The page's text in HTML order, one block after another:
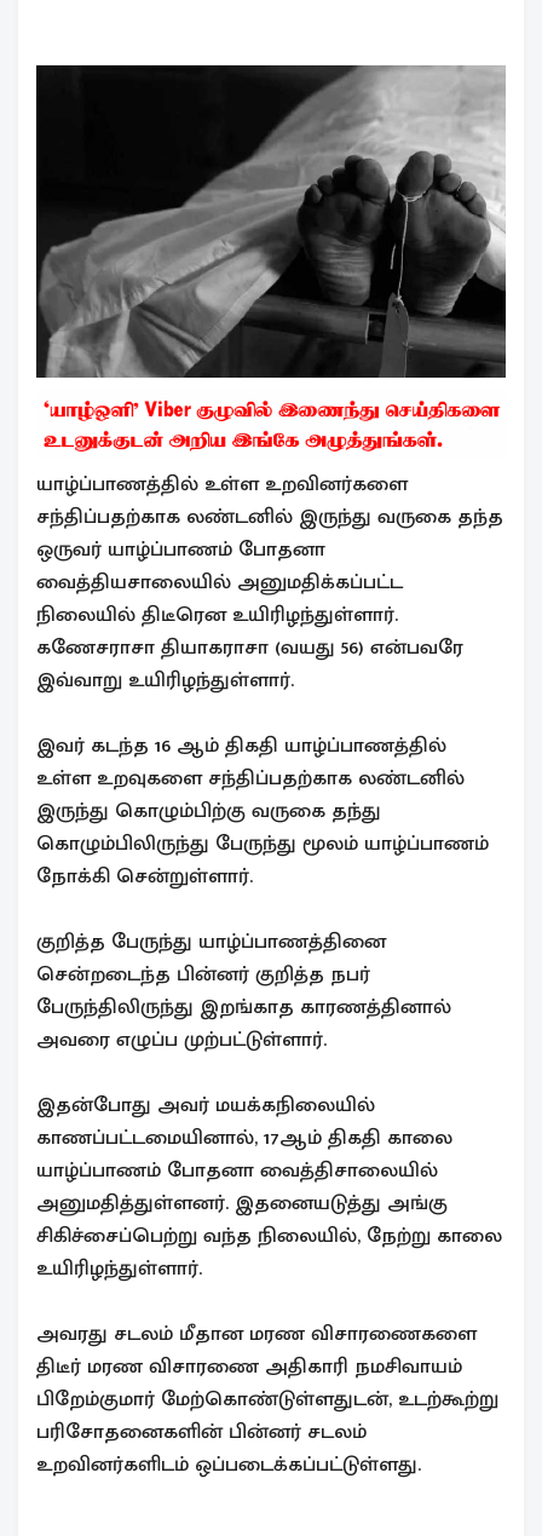
யாழ்ப்பாணத்தில் உள்ள உறவினர்களை
சந்திப்பதற்காக லண்டனில் இருந்து வருகை தந்த
ஒருவர் யாழ்ப்பாணம் போதனா
வைத்தியசாலையில் அனுமதிக்கப்பட்ட
நிலையில் திடீரென உயிரிழந்துள்ளார்.
கணேசராசா தியாகராசா (வயது 56) என்பவரே
இவ்வாறு உயிரிழந்துள்ளார்.
இவர் கடந்த 16 ஆம் திகதி யாழ்ப்பாணத்தில்
உள்ள உறவுகளை சந்திப்பதற்காக லண்டனில்
இருந்து கொழும்பிற்கு வருகை தந்து
கொழும்பிலிருந்து பேருந்து மூலம் யாழ்ப்பாணம்
நோக்கி சென்றுள்ளார்.
குறித்த பேருந்து யாழ்ப்பாணத்தினை
சென்றடைந்த பின்னர் குறித்த நபர்
பேருந்திலிருந்து இறங்காத காரணத்தினால்
அவரை எழுப்ப முற்பட்டுள்ளார்.
இதன்போது அவர் மயக்கநிலையில்
காணப்பட்டமையினால், 17ஆம் திகதி காலை
யாழ்ப்பாணம் போதனா வைத்திசாலையில்
அனுமதித்துள்ளனர். இதனையடுத்து அங்கு
சிகிச்சைப்பெற்று வந்த நிலையில், நேற்று காலை
உயிரிழந்துள்ளார்.
அவரது சடலம் மீதான மரண விசாரணைகளை
திடீர் மரண விசாரணை அதிகாரி நமசிவாயம்
பிறேம்குமார் மேற்கொண்டுள்ளதுடன், உடற்கூற்று
பரிசோதனைகளின் பின்னர் சடலம்
உறவினர்களிடம் ஒப்படைக்கப்பட்டுள்ளது.